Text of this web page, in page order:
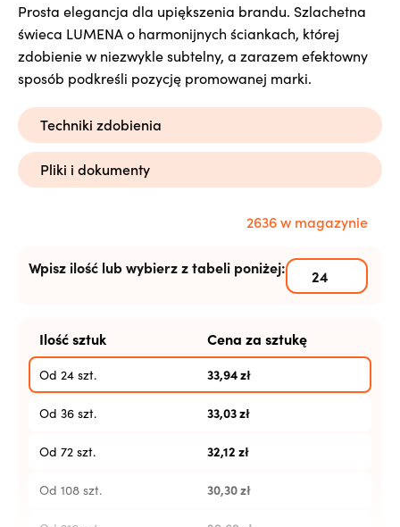
Prosta elegancja dla upiększenia brandu. Szlachetna
świeca LUMENA o harmonijnych ściankach, której
zdobienie w niezwykle subtelny, a zarazem efektowny
sposób podkreśli pozycję promowanej marki.
Techniki zdobienia
Pliki i dokumenty
2636 w magazynie
Wpisz ilość lub wybierz z tabeli poniżej:
Ilość sztuk Cena za sztukę
Od 24 szt. 33,94zł
Od 36 szt. 33,03zł
Od 72 szt. 32,12 zł
Od 108 szt. 30,30zł